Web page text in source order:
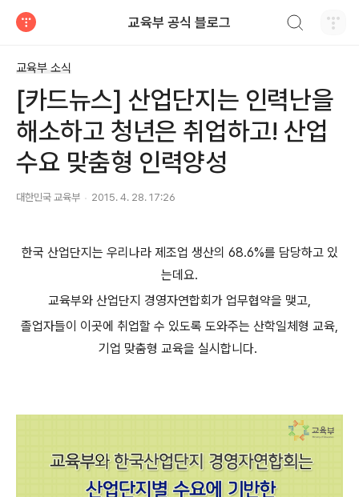
교육부 공식 블로그
교육부 소식
[카드뉴스] 산업단지는 인력난을
해소하고 청년은 취업하고! 산업
수요 맞춤형 인력양성
대한민국 교육부 2015. 4. 28. 17:26
한국 산업단지는 우리나라 제조업 생산의 68.6%를 담당하고 있
는데요.
교육부와 산업단지 경영자연합회가 업무협약을 맺고,
졸업자들이 이곳에 취업할 수 있도록 도와주는 산학일체형 교육,
기업 맞춤형 교육을 실시합니다.